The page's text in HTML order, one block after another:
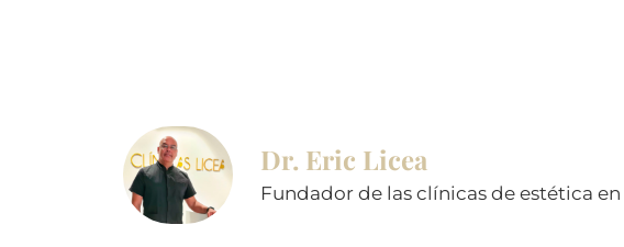
Dr. Eric Licea
Fundador de las clínicas de estética